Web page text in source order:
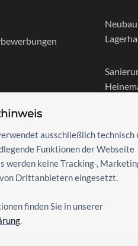
ausschließlich technisch
Funktionen der Webseite
werden keine Tracking-,
Drittanbietern eingesetzt.
finden Sie in unserer
.